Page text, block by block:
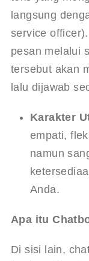
langsung
service
pesan melalui
tersebut akan
lalu dijawab
Karakter
empati,
namun
Anda.
Apa itu
Di sisi lain,